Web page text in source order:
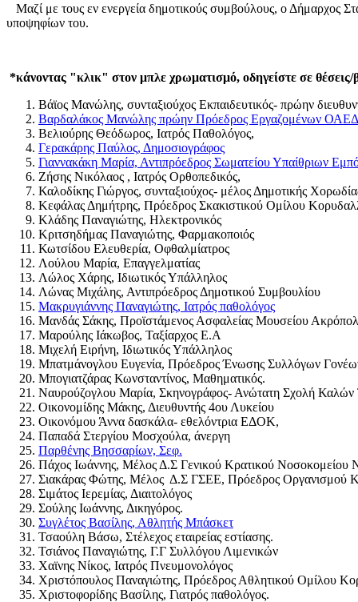
Μαζί με τους εν ενεργεία δημοτικούς συμβούλους, ο Δήμαρχος
υποψηφίων του.
*κάνοντας "κλικ" στον μπλε χρωματισμό, οδηγείστε σε
Βάϊος Μανώλης, συνταξιούχος Εκπαιδευτικός- πρώην
Βαρδαλάκος Μανώλης πρώην Πρόεδρος Εργαζομένων
Βελιούρης Θεόδωρος, Ιατρός Παθολόγος,
Γερακάρης Παύλος, Δημοσιογράφος
Γιαννακάκη Μαρία, Αντιπρόεδρος Σωματείου Υπαίθριων
Ζήσης Νικόλαος , Ιατρός Ορθοπεδικός,
Καλοδίκης Γιώργος, συνταξιούχος- μέλος Δημοτικής
Κεφάλας Δημήτρης, Πρόεδρος Σκακιστικού Ομίλου
Κλάδης Παναγιώτης, Ηλεκτρονικός
Κριτσηδήμας Παναγιώτης, Φαρμακοποιός
Κωτσίδου Ελευθερία, Οφθαλμίατρος
Λούλου Μαρία, Επαγγελματίας
Λώλος Χάρης, Ιδιωτικός Υπάλληλος
Λώνας Μιχάλης, Αντιπρόεδρος Δημοτικού Συμβουλίου
Μακρυγιάννης Παναγιώτης, Ιατρός παθολόγος
Μανδάς Σάκης, Προϊστάμενος Ασφαλείας Μουσείου
Μαρούλης Ιάκωβος, Ταξίαρχος Ε.Α
Μιχελή Ειρήνη, Ιδιωτικός Υπάλληλος
Μπατμάνογλου Ευγενία, Πρόεδρος Ένωσης Συλλόγων
Μπογιατζάρας Κωνσταντίνος, Μαθηματικός.
Ναυρούζογλου Μαρία, Σκηνογράφος- Ανώτατη Σχολή Καλών
Οικονομίδης Μάκης, Διευθυντής 4ου Λυκείου
Οικονόμου Άννα δασκάλα- εθελόντρια ΕΔΟΚ,
Παπαδά Στεργίου Μοσχούλα, άνεργη
Παρθένης Βησσαρίων, Σεφ.
Πάχος Ιωάννης, Μέλος Δ.Σ Γενικού Κρατικού Νοσοκομείου
Σιακάρας Φώτης, Μέλος Δ.Σ ΓΣΕΕ, Πρόεδρος Οργανισμού
Σιμάτος Ιερεμίας, Διαιτολόγος
Σούλης Ιωάννης, Δικηγόρος.
Συγλέτος Βασίλης, Αθλητής Μπάσκετ
Τσαούλη Βάσω, Στέλεχος εταιρείας εστίασης.
Τσιάνος Παναγιώτης, Γ.Γ Συλλόγου Λιμενικών
Χαϊνης Νίκος, Ιατρός Πνευμονολόγος
Χριστόπουλος Παναγιώτης, Πρόεδρος Αθλητικού Ομίλου
Χριστοφορίδης Βασίλης, Γιατρός παθολόγος.